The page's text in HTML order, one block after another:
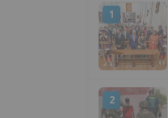
1
2